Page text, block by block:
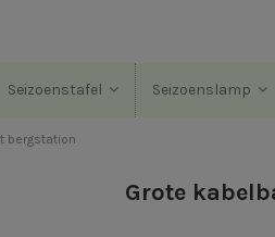
Seizoenstafel Seizoenslamp
bergstation
Grote